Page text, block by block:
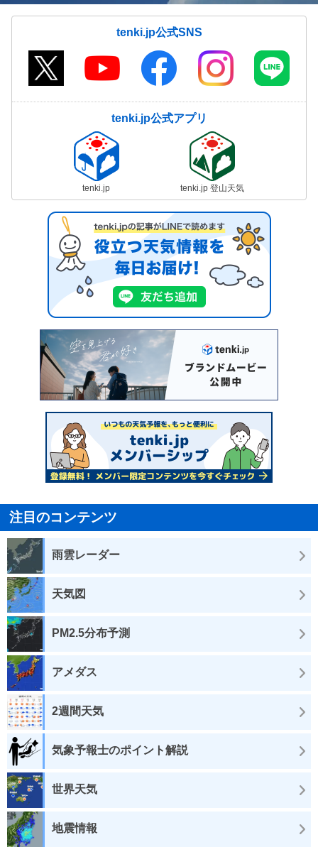
tenki.jp公式SNS
tenki.jp公式アプリ
tenki.jp tenki.jp 登山天気
注目のコンテンツ
雨雲レーダー
天気図
PM2.5分布予測
アメダス
2週間天気
気象予報士のポイント解説
世界天気
地震情報